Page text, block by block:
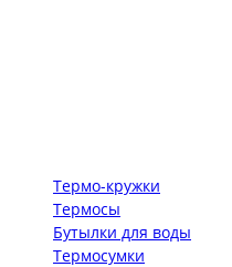
Термо-кружки
Термосы
Бутылки для воды
Термосумки